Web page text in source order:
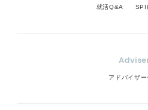
就活Q&A SPI
アドバイザー